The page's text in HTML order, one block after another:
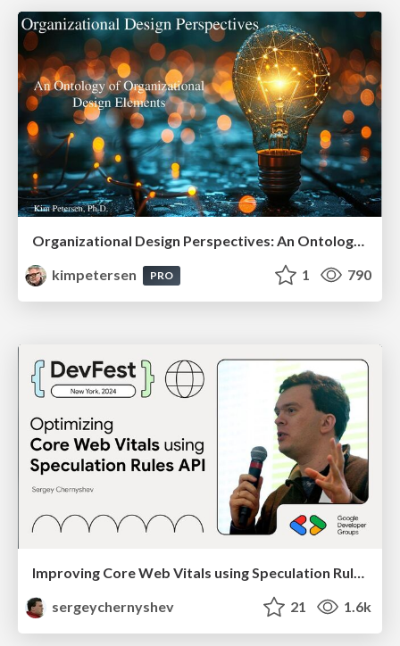
Organizational Design Perspectives: An Ontology of Organizational Design Elements
kimpetersen
PRO 1 790
Improving Core Web Vitals using Speculation Rules API
sergeychernyshev
21 1.6k